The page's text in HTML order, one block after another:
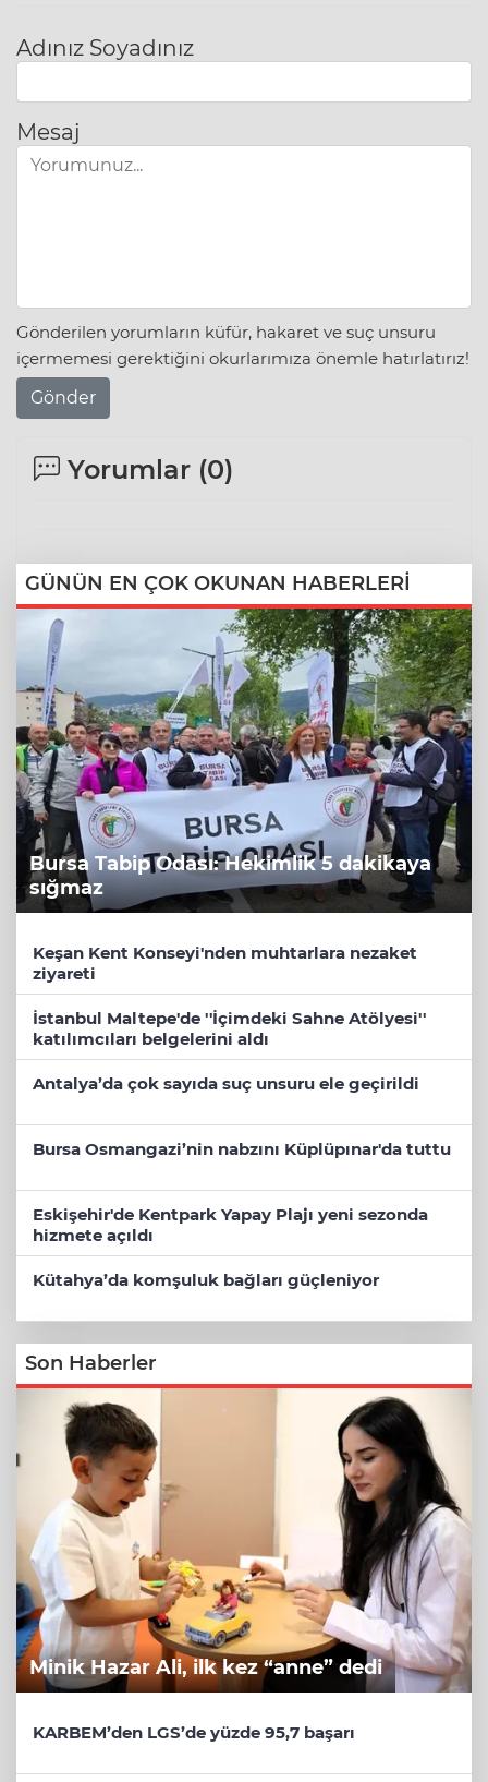
Adınız Soyadınız
Mesaj
Gönderilen yorumların küfür, hakaret ve suç unsuru
içermemesi gerektiğini okurlarımıza önemle hatırlatırız!
Gönder
Yorumlar (0)
GÜNÜN EN ÇOK OKUNAN HABERLERİ
Bursa Tabip Odası: Hekimlik 5 dakikaya
sığmaz
Keşan Kent Konseyi'nden muhtarlara nezaket
ziyareti
İstanbul Maltepe'de ''İçimdeki Sahne Atölyesi''
katılımcıları belgelerini aldı
Antalya’da çok sayıda suç unsuru ele geçirildi
Bursa Osmangazi’nin nabzını Küplüpınar'da tuttu
Eskişehir'de Kentpark Yapay Plajı yeni sezonda
hizmete açıldı
Kütahya’da komşuluk bağları güçleniyor
Son Haberler
Minik Hazar Ali, ilk kez “anne” dedi
KARBEM’den LGS’de yüzde 95,7 başarı